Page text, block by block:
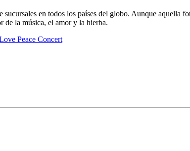
en todos los países del globo. Aunque aquella
de la música, el amor y la hierba.
Peace Concert